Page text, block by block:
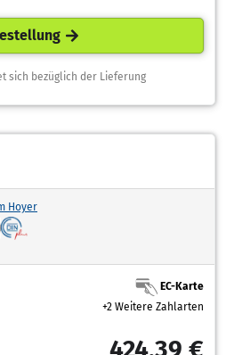
sich bezüglich der Lieferung
Hoyer
EC-Karte
+2 Weitere Zahlarten